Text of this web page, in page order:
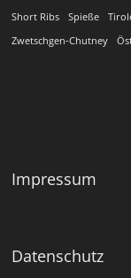
Short Ribs
Spieße
Zwetschgen-Chutney
Impressum
Datenschutz